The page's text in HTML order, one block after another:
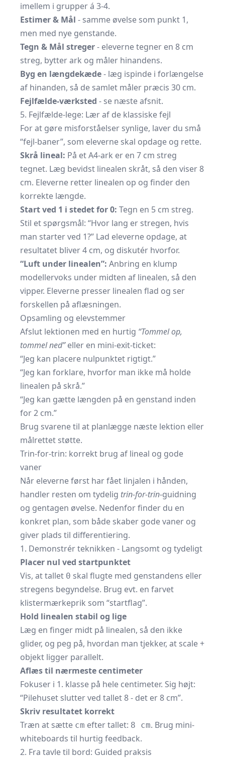
imellem i grupper á 3-4.
Estimer & Mål - samme øvelse som punkt 1,
men med nye genstande.
Tegn & Mål streger- eleverne tegner en 8 cm
streg, bytter ark og måler hinandens.
Byg en længdekæde- læg ispinde i forlængelse
af hinanden, så de samlet måler præcis 30 cm.
Fejlfælde-værksted - se næste afsnit.
5. Fejlfælde-lege: Lær af de klassiske fejl
For at gøre misforståelser synlige, laver du små
“fejl-baner”, som eleverne skal opdage og rette.
Skrå lineal: På et A4-ark er en 7 cm streg
tegnet. Læg bevidst linealen skråt, så den viser 8
cm. Eleverne retter linealen op og finder den
korrekte længde.
Start ved 1 i stedet for 0: Tegn en 5 cm streg.
Stil et spørgsmål: “Hvor lang er stregen, hvis
man starter ved 1?” Lad eleverne opdage, at
resultatet bliver 4 cm, og diskutér hvorfor.
“Luft under linealen”: Anbring en klump
modellervoks under midten af linealen, så den
vipper. Eleverne presser linealen flad og ser
forskellen på aflæsningen.
Opsamling og elevstemmer
Afslut lektionen med en hurtig “Tommel op,
tommel ned”eller en mini-exit-ticket:
“Jeg kan placere nulpunktet rigtigt.”
“Jeg kan forklare, hvorfor man ikke må holde
linealen på skrå.”
“Jeg kan gætte længden på en genstand inden
for 2 cm.”
Brug svarene til at planlægge næste lektion eller
målrettet støtte.
Trin-for-trin: korrekt brug af lineal og gode
vaner
Når eleverne først har fået linjalen i hånden,
handler resten om tydelig trin-for-trin-guidning
og gentagen øvelse. Nedenfor finder du en
konkret plan, som både skaber gode vaner og
giver plads til differentiering.
1. Demonstrér teknikken - Langsomt og tydeligt
Placer nul ved startpunktet
Vis, at tallet 0 skal flugte med genstandens eller
stregens begyndelse. Brug evt. en farvet
klistermærkeprik som “startflag”.
Hold linealen stabil og lige
Læg en finger midt på linealen, så den ikke
glider, og peg på, hvordan man tjekker, at scale +
objekt ligger parallelt.
Aflæs til nærmeste centimeter
Fokuser i 1. klasse på hele centimeter. Sig højt:
“Pilehuset slutter ved tallet 8 - det er 8 cm”.
Skriv resultatet korrekt
Træn at sætte cm efter tallet: 8 cm. Brug mini-
whiteboards til hurtig feedback.
2. Fra tavle til bord: Guided praksis